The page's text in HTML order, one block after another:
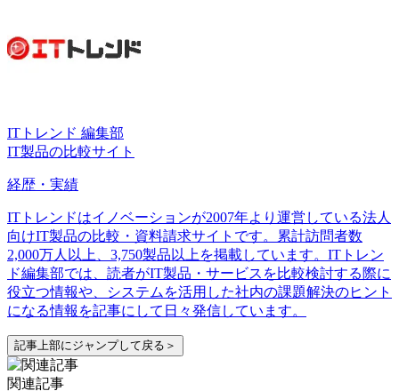
ITトレンド 編集部
IT製品の比較サイト
経歴・実績
ITトレンドはイノベーションが2007年より運営している法人
向けIT製品の比較・資料請求サイトです。累計訪問者数
2,000万人以上、3,750製品以上を掲載しています。ITトレン
ド編集部では、読者がIT製品・サービスを比較検討する際に
役立つ情報や、システムを活用した社内の課題解決のヒント
になる情報を記事にして日々発信しています。
記事上部にジャンプして戻る＞
関連記事